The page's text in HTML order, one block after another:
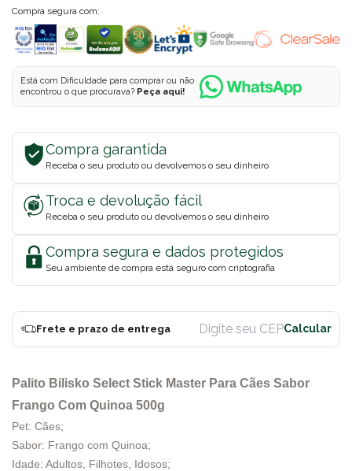
Compra segura com:
Está com Dificuldade para comprar ou não
encontrou o que procurava? Peça aqui!
Compra garantida
Receba o seu produto ou devolvemos o seu dinheiro
Troca e devolução fácil
Receba o seu produto ou devolvemos o seu dinheiro
Compra segura e dados protegidos
Seu ambiente de compra está seguro com criptografia
Frete e prazo de entrega
Palito Bilisko Select Stick Master Para Cães Sabor
Frango Com Quinoa 500g
Pet: Cães;
Sabor: Frango com Quinoa;
Idade: Adultos, Filhotes, Idosos;